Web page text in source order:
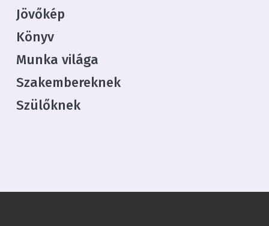
Jövőkép
Könyv
Munka világa
Szakembereknek
Szülőknek